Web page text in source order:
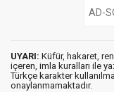
UYARI: Küfür, hakaret,
içeren, imla kuralları ile
Türkçe karakter
onaylanmamaktadır.